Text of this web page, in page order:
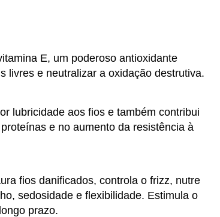
E, um poderoso antioxidante
livres e neutralizar a oxidação destrutiva.
lubricidade aos fios e também contribui
e no aumento da resistência à
fios danificados, controla o frizz, nutre
sedosidade e flexibilidade. Estimula o
prazo.